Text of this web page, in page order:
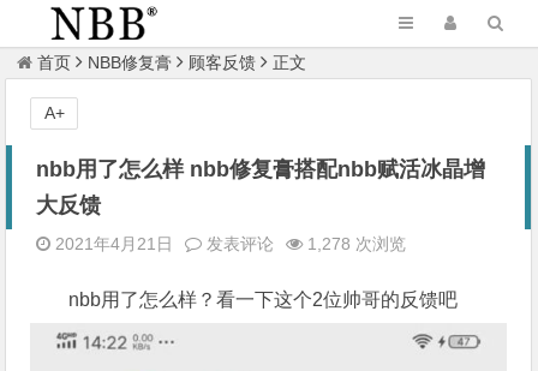
首页 NBB修复膏 顾客反馈 正文
nbb用了怎么样 nbb修复膏搭配nbb赋活冰晶增
大反馈
2021年4月21日 发表评论 1,278 次浏览
nbb用了怎么样？看一下这个2位帅哥的反馈吧
A+